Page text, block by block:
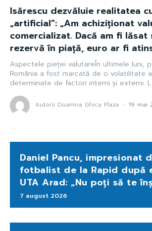
Isărescu dezvăluie realitatea
„artificial”: „Am achiziționat
comercializat. Dacă am fi
rezervă în piață, euro ar fi
Aspectele pieței valutareÎn ultimele luni,
România a fost marcată de o volatilitate
determinate de factori interni și externi.
Autorii Doamna Ghica Plaza - 19 mai
Daniel Pancu, impresionat
fotbalist de la Rapid după
UTA Arad: „Nu poți să te
7 august 2026